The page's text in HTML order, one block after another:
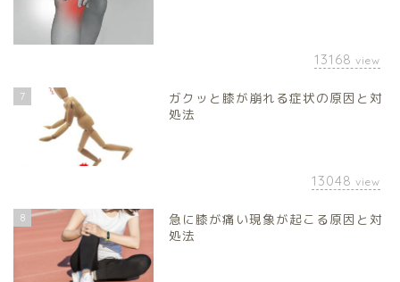
13168 view
7
ガクッと膝が崩れる症状の原因と対
処法
13048 view
8
急に膝が痛い現象が起こる原因と対
処法